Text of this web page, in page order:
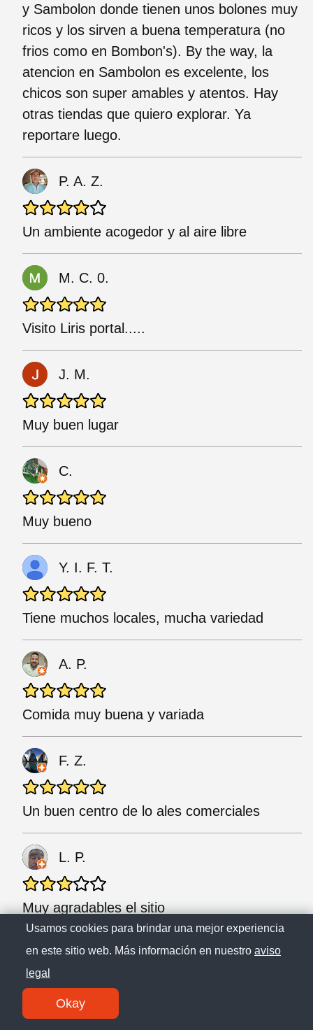
y Sambolon donde tienen unos bolones muy
ricos y los sirven a buena temperatura (no
frios como en Bombon's). By the way, la
atencion en Sambolon es excelente, los
chicos son super amables y atentos. Hay
otras tiendas que quiero explorar. Ya
reportare luego.
P. A. Z.
Un ambiente acogedor y al aire libre
M. C. 0.
Visito Liris portal.....
J. M.
Muy buen lugar
C.
Muy bueno
Y. I. F. T.
Tiene muchos locales, mucha variedad
A. P.
Comida muy buena y variada
F. Z.
Un buen centro de lo ales comerciales
L. P.
Muy agradables el sitio
M. C.
Literal puedes encontrar de todo, desde
Usamos cookies para brindar una mejor experiencia
en este sitio web. Más información en nuestro aviso
legal
Okay